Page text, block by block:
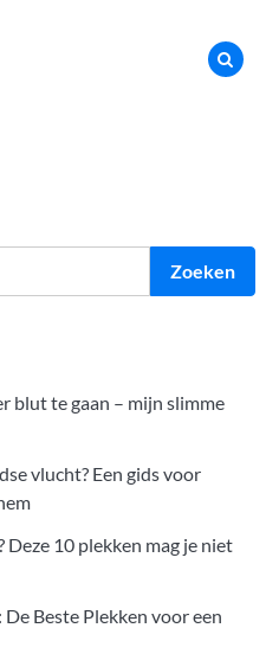
Zoeken
blut te gaan – mijn slimme
vlucht? Een gids voor
10 plekken mag je niet
Beste Plekken voor een